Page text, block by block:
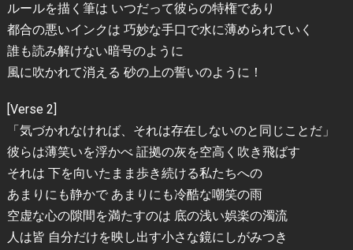
ルールを描く筆は いつだって彼らの特権であり
都合の悪いインクは 巧妙な手口で水に薄められていく
誰も読み解けない暗号のように
風に吹かれて消える 砂の上の誓いのように！
[Verse 2]
「気づかれなければ、それは存在しないのと同じことだ」
彼らは薄笑いを浮かべ 証拠の灰を空高く吹き飛ばす
それは 下を向いたまま歩き続ける私たちへの
あまりにも静かで あまりにも冷酷な嘲笑の雨
空虚な心の隙間を満たすのは 底の浅い娯楽の濁流
人は皆 自分だけを映し出す小さな鏡にしがみつき